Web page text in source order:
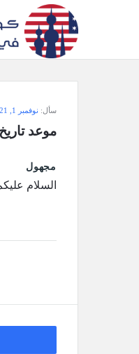
سأل: نوفمبر 1, 2021
موعد
مجهول
السلام